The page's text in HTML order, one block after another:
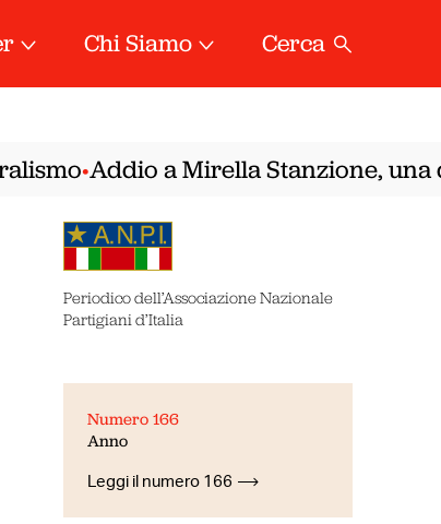
Chi Siamo Cerca
•Addio a Mirella Stanzione, una
Periodico dell’Associazione Nazionale
Partigiani d’Italia
Numero 166
Anno
Leggi il numero 166